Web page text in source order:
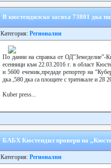
В кюстендилско засяха 73801 дка
Категория: Регионални
По данни на справка от ОД”Земеделие”-
есенници към 22.03.2016 г. в област
и 5600 ечемик,предаде репортер на
дка ,580 дка са площите с тритикале и 28
Kuber press...
БАБХ Кюстендил провери на
Категория: Регионални